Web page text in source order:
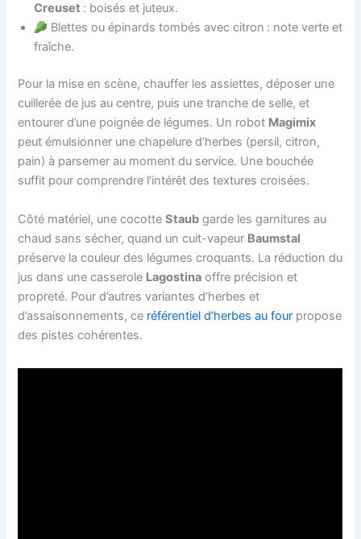
Creuset : boisés et juteux.
Blettes ou épinards tombés avec citron : note verte et
fraîche.
Pour la mise en scène, chauffer les assiettes, déposer une
cuillerée de jus au centre, puis une tranche de selle, et
entourer d’une poignée de légumes. Un robot Magimix
peut émulsionner une chapelure d’herbes (persil, citron,
pain) à parsemer au moment du service. Une bouchée
suffit pour comprendre l’intérêt des textures croisées.
Côté matériel, une cocotteStaub garde les garnitures au
chaud sans sécher, quand un cuit-vapeur Baumstal
préserve la couleur des légumes croquants. La réduction du
jus dans une casserole Lagostina offre précision et
propreté. Pour d’autres variantes d’herbes et
d’assaisonnements, ce référentiel d’herbes au four propose
des pistes cohérentes.